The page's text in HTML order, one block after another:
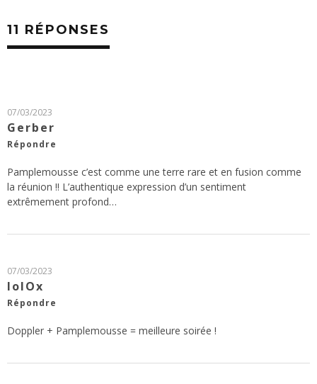
11 RÉPONSES
07/03/2023
Gerber
Répondre
Pamplemousse c’est comme une terre rare et en fusion comme
la réunion !! L’authentique expression d’un sentiment
extrêmement profond…
07/03/2023
lolOx
Répondre
Doppler + Pamplemousse = meilleure soirée !